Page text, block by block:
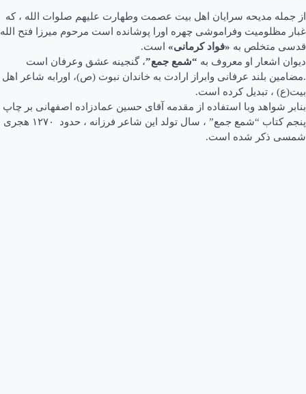
از جمله مدیحه سرایان اهل بیت عصمت وطهارت علیهم صلوات الله ، که
غبار مظلومیت وفراموشی چهره اورا پوشانده است مرحوم میرزا فتح الله
قدسی متخلص به «فواد کرمانی» است.
دیوان اشعار او معروف به “شمع جمع”، گنجینه عشق وعرفان است
.مضامین بلند عرفانی وابراز ارادت به خاندان نبوت (ص)، اورابه شاعر اهل
بیت(ع) ، تبدیل کرده است.
بنابر شواهد وبا استفاده از مقدمه آقای حسین عمادزاده اصفهانی بر چاپ
پنجم کتاب “شمع جمع” ، سال تولد این شاعر فرزانه ، حدود ۱۲۷۰ هجری
شمسی ذکر شده است.